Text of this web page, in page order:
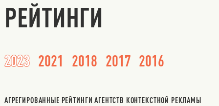
РЕЙТИНГИ
2023 2021 2018 2017 2016
АГРЕГИРОВАННЫЕ РЕЙТИНГИ АГЕНТСТВ КОНТЕКСТНОЙ РЕКЛАМЫ